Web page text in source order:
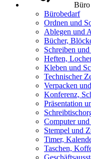
Bürobedarf
Ordnen und
Ablegen und
Bücher,
Schreiben
Heften,
Kleben und
Technischer
Verpacken
Konferenz,
Präsentation
Computer
Stempel und
Timer,
Taschen,